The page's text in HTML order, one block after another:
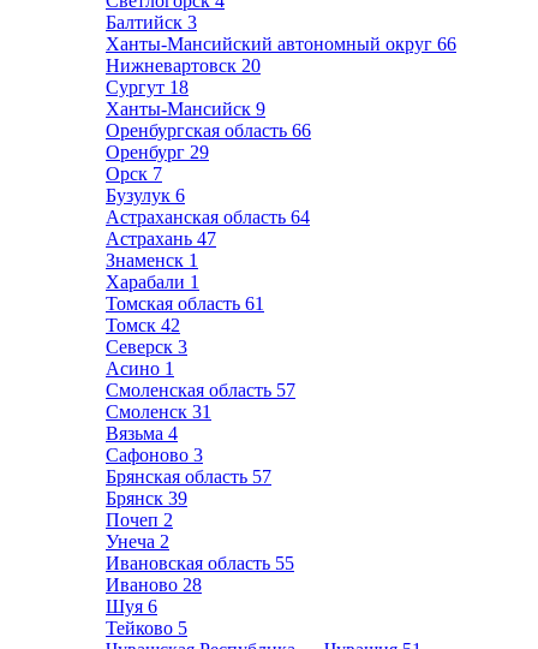
Балтийск 3
Ханты-Мансийский автономный округ 66
Нижневартовск 20
Сургут 18
Ханты-Мансийск 9
Оренбургская область 66
Оренбург 29
Орск 7
Бузулук 6
Астраханская область 64
Астрахань 47
Знаменск 1
Харабали 1
Томская область 61
Томск 42
Северск 3
Асино 1
Смоленская область 57
Смоленск 31
Вязьма 4
Сафоново 3
Брянская область 57
Брянск 39
Почеп 2
Унеча 2
Ивановская область 55
Иваново 28
Шуя 6
Тейково 5